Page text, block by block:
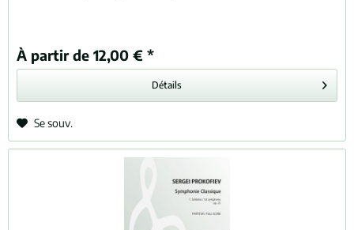
À partir de 12,00 € *
Détails
Se souv.